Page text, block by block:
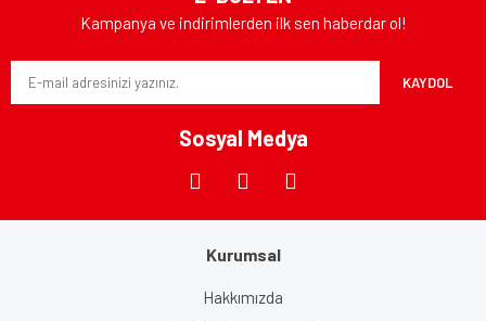
Kampanya ve indirimlerden ilk sen haberdar ol!
KAYDOL
Sosyal Medya
Kurumsal
Hakkımızda